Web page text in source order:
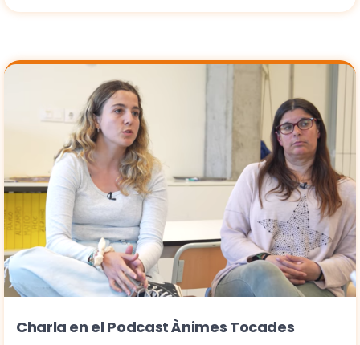
Charla en el Podcast Ànimes Tocades